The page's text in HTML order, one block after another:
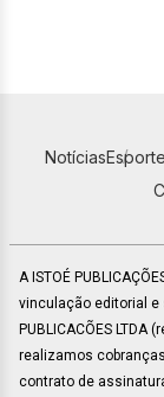
Notícias
A ISTOÉ
vinculação editorial e
PUBLICACÕES
realizamos
contrato de